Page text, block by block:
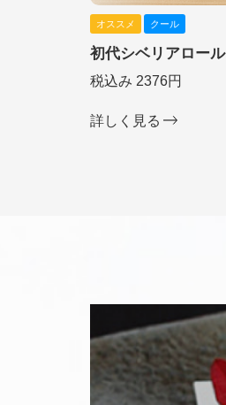
オススメ クール
初代シベリアロール
税込み 2376円
詳しく見る